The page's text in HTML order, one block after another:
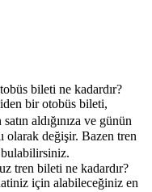
bileti ne kadardır?
bir otobüs bileti,
aldığınıza ve günün
olarak değişir. Bazen tren
tren bileti ne kadardır?
için alabileceğiniz en